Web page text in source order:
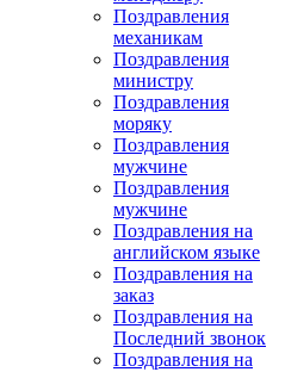
Поздравления
механикам
Поздравления
министру
Поздравления
моряку
Поздравления
мужчине
Поздравления
мужчине
Поздравления на
английском языке
Поздравления на
заказ
Поздравления на
Последний звонок
Поздравления на